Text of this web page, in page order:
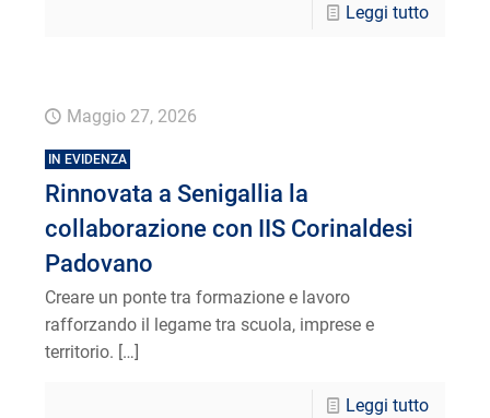
Leggi tutto
Maggio 27, 2026
IN EVIDENZA
Rinnovata a Senigallia la
collaborazione con IIS Corinaldesi
Padovano
Creare un ponte tra formazione e lavoro
rafforzando il legame tra scuola, imprese e
territorio. […]
Leggi tutto